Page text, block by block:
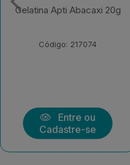
Gelatina Apti Limao 20g
Código: 217075
Entre ou
Cadastre-se